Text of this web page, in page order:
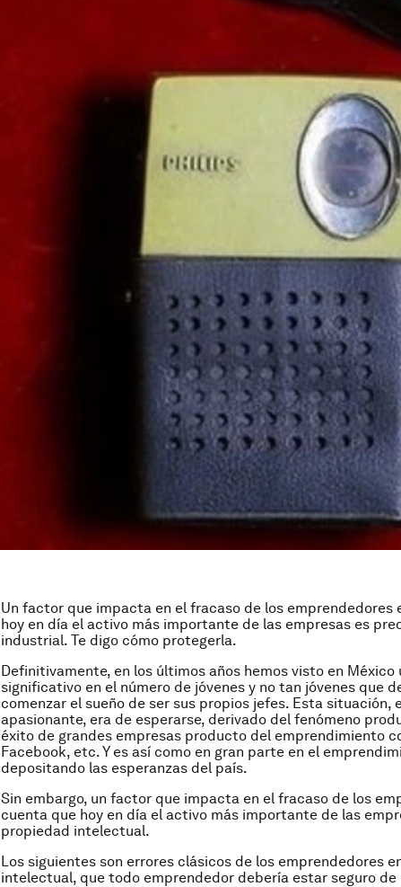
Un factor que impacta en el fracaso de los emprendedores
hoy en día el activo más importante de las empresas es
industrial. Te digo cómo protegerla.
Definitivamente, en los últimos años hemos visto en México
significativo en el número de jóvenes y no tan jóvenes que
comenzar el sueño de ser sus propios jefes. Esta situación,
apasionante, era de esperarse, derivado del fenómeno
éxito de grandes empresas producto del emprendimiento
Facebook, etc. Y es así como en gran parte en el
depositando las esperanzas del país.
Sin embargo, un factor que impacta en el fracaso de los
cuenta que hoy en día el activo más importante de las
propiedad intelectual.
Los siguientes son errores clásicos de los emprendedores
intelectual, que todo emprendedor debería estar seguro